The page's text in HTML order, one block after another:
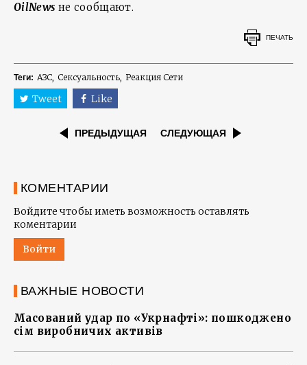
OilNews не сообщают.
ПЕЧАТЬ
Теги: АЗС Сексуальность Реакция Сети
Tweet Like
ПРЕДЫДУЩАЯ СЛЕДУЮЩАЯ
КОМЕНТАРИИ
Войдите чтобы иметь возможность оставлять
коментарии
Войти
ВАЖНЫЕ НОВОСТИ
Масований удар по «Укрнафті»: пошкоджено
сім виробничих активів